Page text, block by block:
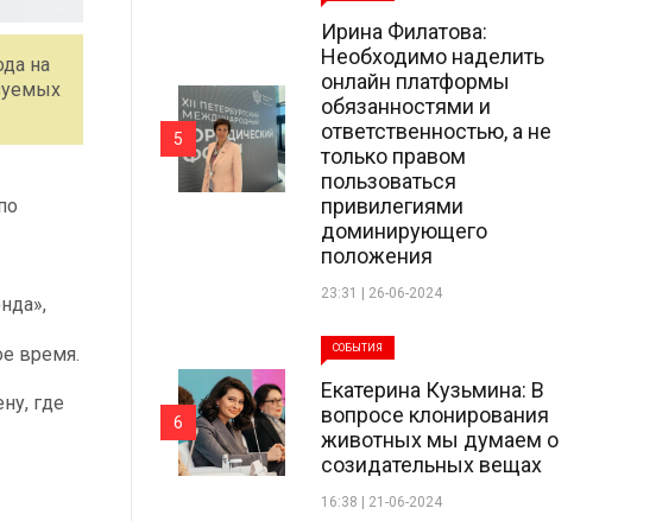
на
время.
где
Ирина Филатова:
Необходимо наделить
онлайн платформы
обязанностями и
ответственностью, а не
только правом
пользоваться
привилегиями
доминирующего
положения
23:31 | 26-06-2024
5
СОБЫТИЯ
Екатерина Кузьмина: В
вопросе клонирования
животных мы думаем о
созидательных вещах
16:38 | 21-06-2024
6